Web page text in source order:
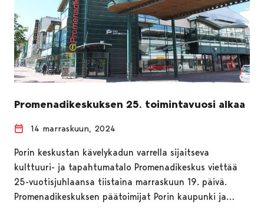
Promenadikeskuksen 25. toimintavuosi alkaa
14 marraskuun, 2024
Porin keskustan kävelykadun varrella sijaitseva
kulttuuri- ja tapahtumatalo Promenadikeskus viettää
25-vuotisjuhlaansa tiistaina marraskuun 19. päivä.
Promenadikeskuksen päätoimijat Porin kaupunki ja…